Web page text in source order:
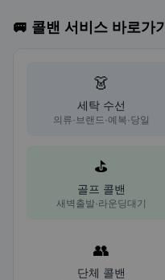
🚐 콜밴 서비스 바로가기
👗
세탁 수선
의류·브랜드·예복·당일
⛳
골프 콜밴
새벽출발·라운딩대기
👥
단체 콜밴